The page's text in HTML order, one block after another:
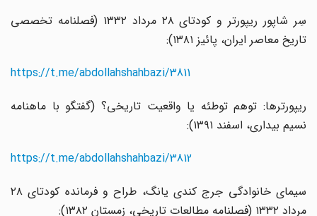
سِر شاپور ریپورتر و کودتای ۲۸ مرداد ۱۳۳۲ (فصلنامه تخصصی
تاریخ معاصر ایران،‌ پائیز ۱۳۸۱):
https://t.me/abdollahshahbazi/3811
ریپورترها: توهم توطئه یا واقعیت تاریخی؟ (گفتگو با ماهنامه
نسیم بیداری، اسفند ۱۳۹۱):
https://t.me/abdollahshahbazi/3812
سیمای خانوادگی جرج کندی یانگ، طراح و فرمانده کودتای ۲۸
مرداد ۱۳۳۲ (فصلنامه مطالعات تاریخی، زمستان ۱۳۸۲):